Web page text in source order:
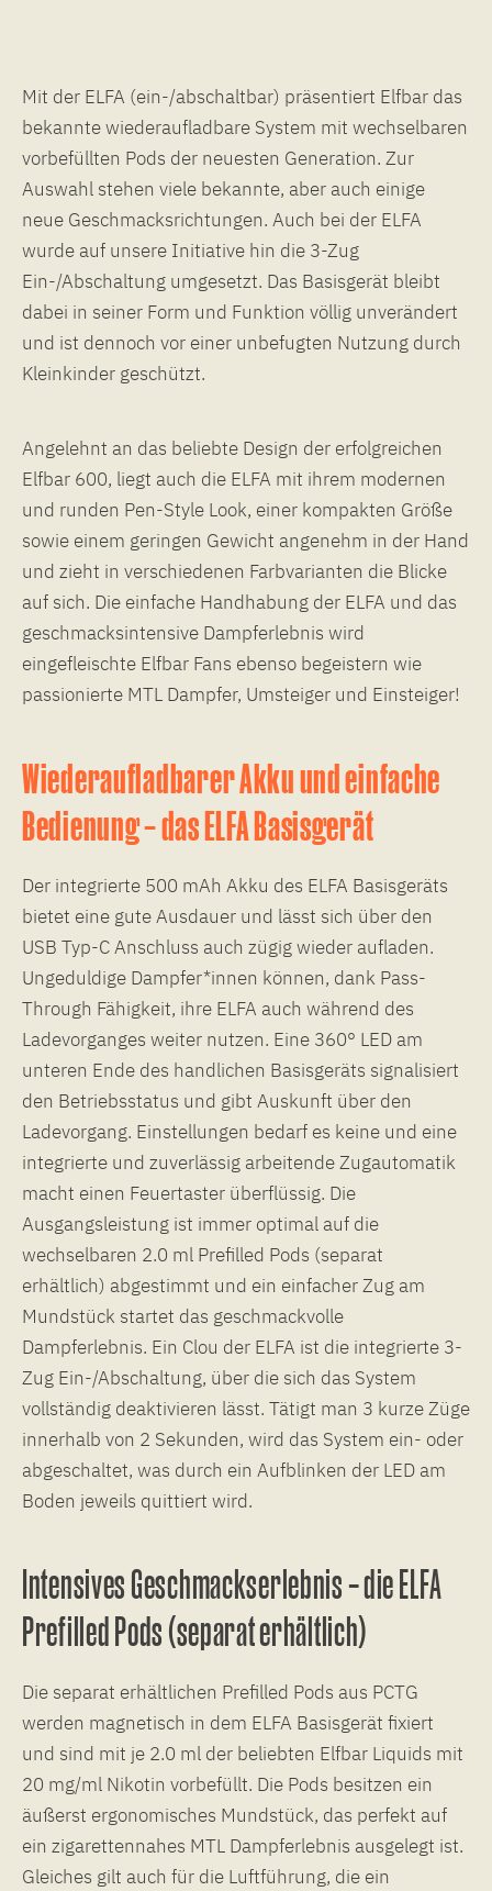
Mit der ELFA (ein-/abschaltbar) präsentiert Elfbar das
bekannte wiederaufladbare System mit wechselbaren
vorbefüllten Pods der neuesten Generation. Zur
Auswahl stehen viele bekannte, aber auch einige
neue Geschmacksrichtungen. Auch bei der ELFA
wurde auf unsere Initiative hin die 3-Zug
Ein-/Abschaltung umgesetzt. Das Basisgerät bleibt
dabei in seiner Form und Funktion völlig unverändert
und ist dennoch vor einer unbefugten Nutzung durch
Kleinkinder geschützt.
Angelehnt an das beliebte Design der erfolgreichen
Elfbar 600, liegt auch die ELFA mit ihrem modernen
und runden Pen-Style Look, einer kompakten Größe
sowie einem geringen Gewicht angenehm in der Hand
und zieht in verschiedenen Farbvarianten die Blicke
auf sich. Die einfache Handhabung der ELFA und das
geschmacksintensive Dampferlebnis wird
eingefleischte Elfbar Fans ebenso begeistern wie
passionierte MTL Dampfer, Umsteiger und Einsteiger!
Wiederaufladbarer Akku und einfache
Bedienung – das ELFA Basisgerät
Der integrierte 500 mAh Akku des ELFA Basisgeräts
bietet eine gute Ausdauer und lässt sich über den
USB Typ-C Anschluss auch zügig wieder aufladen.
Ungeduldige Dampfer*innen können, dank Pass-
Through Fähigkeit, ihre ELFA auch während des
Ladevorganges weiter nutzen. Eine 360° LED am
unteren Ende des handlichen Basisgeräts signalisiert
den Betriebsstatus und gibt Auskunft über den
Ladevorgang. Einstellungen bedarf es keine und eine
integrierte und zuverlässig arbeitende Zugautomatik
macht einen Feuertaster überflüssig. Die
Ausgangsleistung ist immer optimal auf die
wechselbaren 2.0 ml Prefilled Pods (separat
erhältlich) abgestimmt und ein einfacher Zug am
Mundstück startet das geschmackvolle
Dampferlebnis. Ein Clou der ELFA ist die integrierte 3-
Zug Ein-/Abschaltung, über die sich das System
vollständig deaktivieren lässt. Tätigt man 3 kurze Züge
innerhalb von 2 Sekunden, wird das System ein- oder
abgeschaltet, was durch ein Aufblinken der LED am
Boden jeweils quittiert wird.
Intensives Geschmackserlebnis – die ELFA
Prefilled Pods (separat erhältlich)
Die separat erhältlichen Prefilled Pods aus PCTG
werden magnetisch in dem ELFA Basisgerät fixiert
und sind mit je 2.0 ml der beliebten Elfbar Liquids mit
20 mg/ml Nikotin vorbefüllt. Die Pods besitzen ein
äußerst ergonomisches Mundstück, das perfekt auf
ein zigarettennahes MTL Dampferlebnis ausgelegt ist.
Gleiches gilt auch für die Luftführung, die ein